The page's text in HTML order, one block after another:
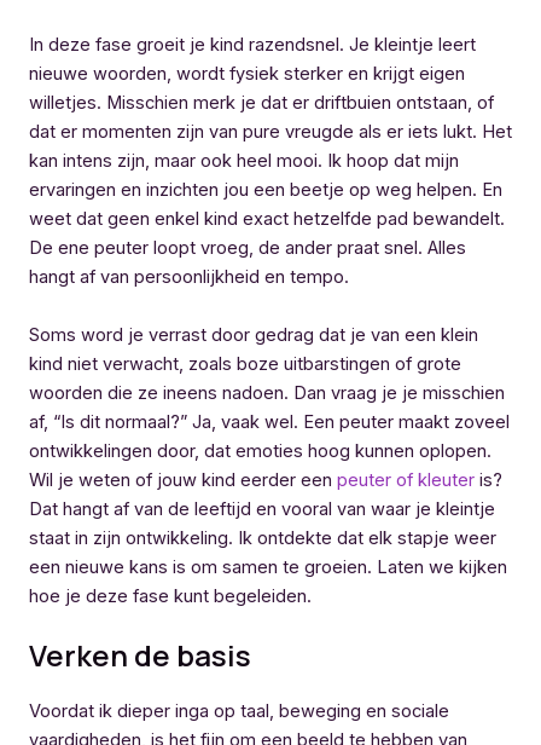
In deze fase groeit je kind razendsnel. Je kleintje leert
nieuwe woorden, wordt fysiek sterker en krijgt eigen
willetjes. Misschien merk je dat er driftbuien ontstaan, of
dat er momenten zijn van pure vreugde als er iets lukt. Het
kan intens zijn, maar ook heel mooi. Ik hoop dat mijn
ervaringen en inzichten jou een beetje op weg helpen. En
weet dat geen enkel kind exact hetzelfde pad bewandelt.
De ene peuter loopt vroeg, de ander praat snel. Alles
hangt af van persoonlijkheid en tempo.
Soms word je verrast door gedrag dat je van een klein
kind niet verwacht, zoals boze uitbarstingen of grote
woorden die ze ineens nadoen. Dan vraag je je misschien
af, “Is dit normaal?” Ja, vaak wel. Een peuter maakt zoveel
ontwikkelingen door, dat emoties hoog kunnen oplopen.
Wil je weten of jouw kind eerder een peuter of kleuter is?
Dat hangt af van de leeftijd en vooral van waar je kleintje
staat in zijn ontwikkeling. Ik ontdekte dat elk stapje weer
een nieuwe kans is om samen te groeien. Laten we kijken
hoe je deze fase kunt begeleiden.
Verken de basis
Voordat ik dieper inga op taal, beweging en sociale
vaardigheden, is het fijn om een beeld te hebben van